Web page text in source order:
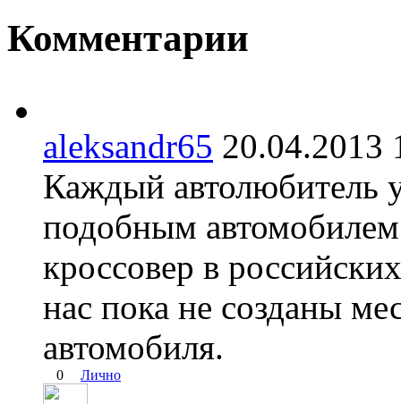
Комментарии
aleksandr65
Каждый автолюбитель
подобным
кроссовер в
нас пока не созданы
автомобиля.
0 Лично